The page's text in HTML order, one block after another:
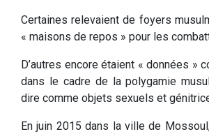
Certaines relevaient de foyers
« maisons de repos » pour les
D’autres encore étaient « données »
dans le cadre de la polygamie
dire comme objets sexuels et
En juin 2015 dans la ville de